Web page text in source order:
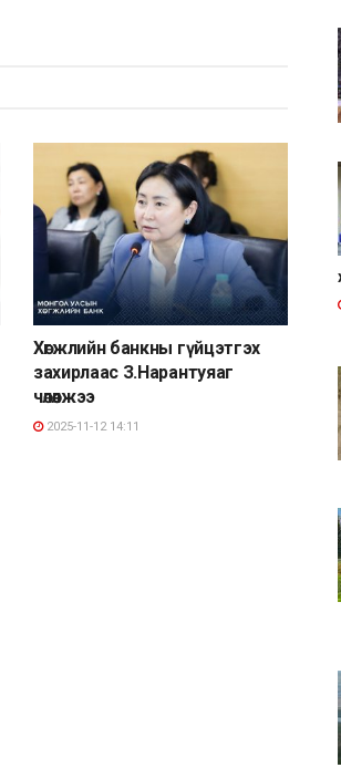
Хөгжлийн банкны гүйцэтгэх
захирлаас З.Нарантуяаг
чөлөөлжээ
2025-11-12 14:11